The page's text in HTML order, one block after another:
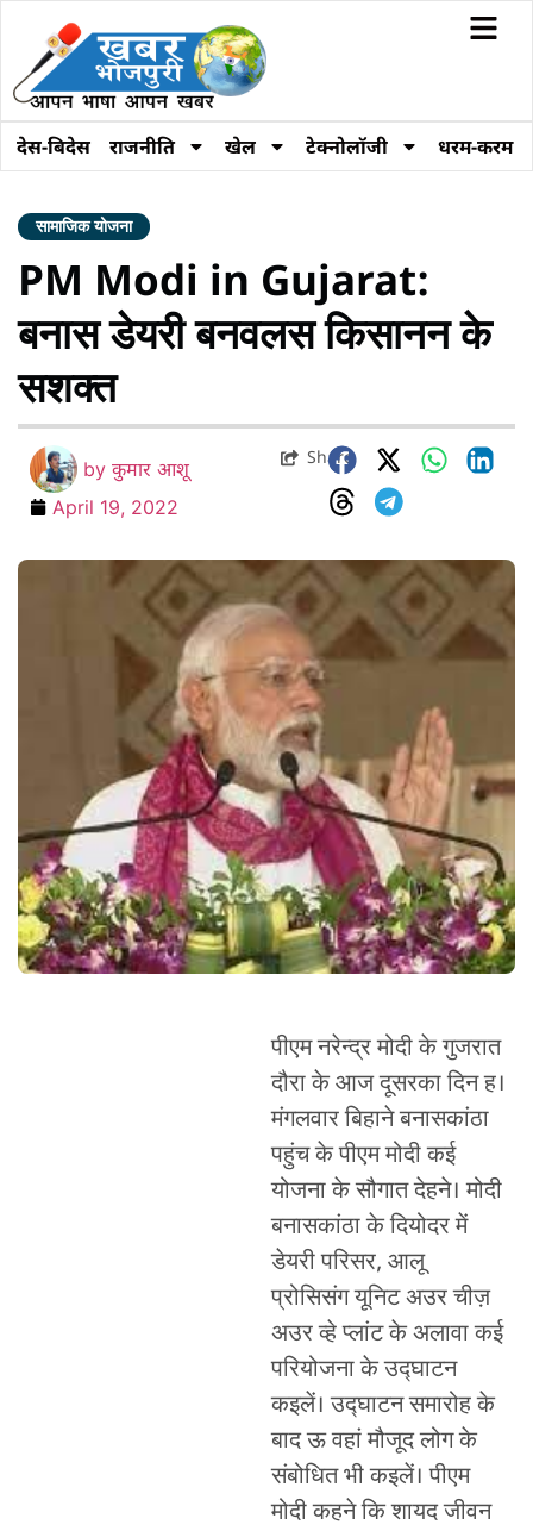
देस-बिदेस राजनीति खेल टेक्नोलॉजी धरम-करम
सामाजिक योजना
PM Modi in Gujarat:
बनास डेयरी बनवलस किसानन के
सशक्त
by कुमार आशू
April 19, 2022
Share
पीएम नरेन्द्र मोदी के गुजरात
दौरा के आज दूसरका दिन ह।
मंगलवार बिहाने बनासकांठा
पहुंच के पीएम मोदी कई
योजना के सौगात देहने। मोदी
बनासकांठा के दियोदर में
डेयरी परिसर, आलू
प्रोसिसंग यूनिट अउर चीज़
अउर व्हे प्लांट के अलावा कई
परियोजना के उद्घाटन
कइलें। उद्घाटन समारोह के
बाद ऊ वहां मौजूद लोग के
संबोधित भी कइलें। पीएम
मोदी कहने कि शायद जीवन